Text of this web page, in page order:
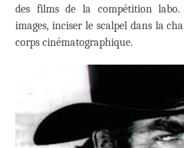
des films de la compétition
images, inciser le scalpel dans la
corps cinématographique.